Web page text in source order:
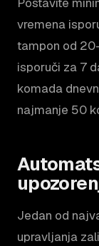
Postavite
vremena
tampon od
isporuči za 7
komada
najmanje 50
Jedan od
upravljanja